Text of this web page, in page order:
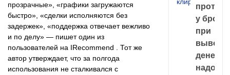
прозрачные», «графики загружаются
быстро», «сделки исполняются без
задержек», «поддержка отвечает вежливо
и по делу» — пишет один из
пользователей на IRecommend . Тот же
автор утверждает, что за полгода
использования не сталкивался с
у
при
выводе
денег,
надо